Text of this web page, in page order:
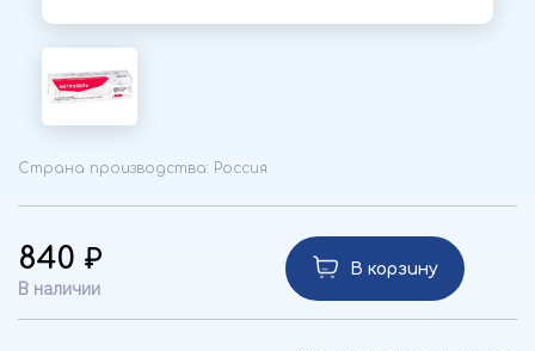
Страна производства: Россия
840
В наличии
В корзину